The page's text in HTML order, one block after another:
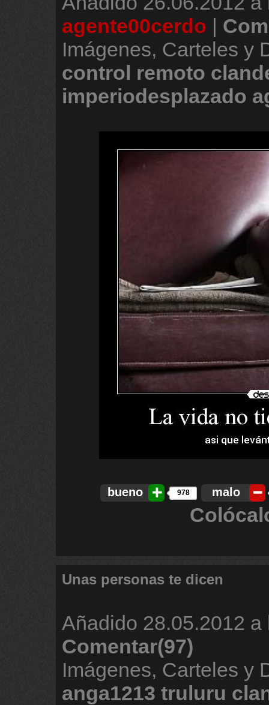
agente00cerdo |
Imágenes, Carteles y
control remoto
imperiodesplazado
bueno 978 malo
Unas personas te dicen
Añadido 28.05.2012 a
Comentar(97)
Imágenes, Carteles y
anga1213 truluru